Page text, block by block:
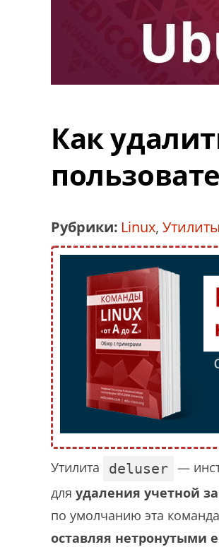
Как
Рубрики: Linux,
Утилита deluser —
для удаления учетной
по умолчанию эта
оставляя нетронутыми